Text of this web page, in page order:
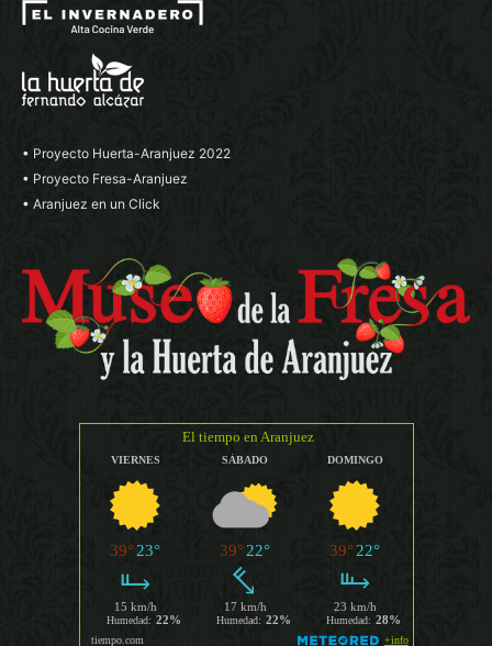
• Proyecto Huerta-Aranjuez 2022
• Proyecto Fresa-Aranjuez
• Aranjuez en un Click